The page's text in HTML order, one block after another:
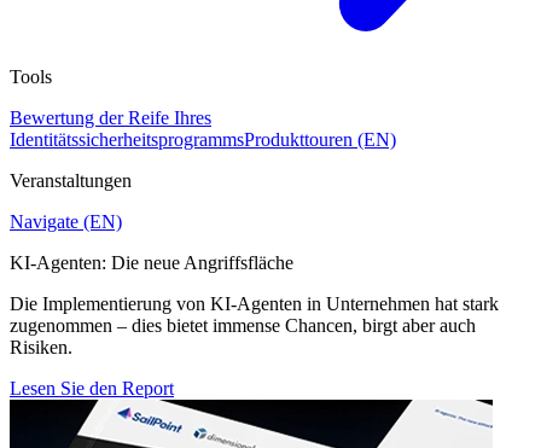
Tools
Bewertung der Reife Ihres
IdentitätssicherheitsprogrammsProdukttouren (EN)
Veranstaltungen
Navigate (EN)
KI-Agenten: Die neue Angriffsfläche
Die Implementierung von KI-Agenten in Unternehmen hat stark
zugenommen – dies bietet immense Chancen, birgt aber auch
Risiken.
Lesen Sie den Report